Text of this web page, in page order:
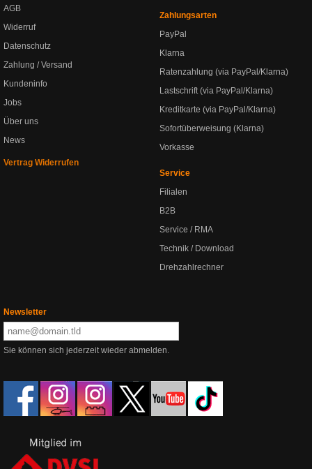
AGB
Widerruf
Datenschutz
Zahlung / Versand
Kundeninfo
Jobs
Über uns
News
Vertrag Widerrufen
Zahlungsarten
PayPal
Klarna
Ratenzahlung (via PayPal/Klarna)
Lastschrift (via PayPal/Klarna)
Kreditkarte (via PayPal/Klarna)
Sofortüberweisung (Klarna)
Vorkasse
Service
Filialen
B2B
Service / RMA
Technik / Download
Drehzahlrechner
Newsletter
Sie können sich jederzeit wieder abmelden.